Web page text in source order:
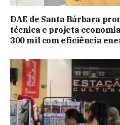
DAE de Santa Bárbara
técnica e projeta
300 mil com eficiência